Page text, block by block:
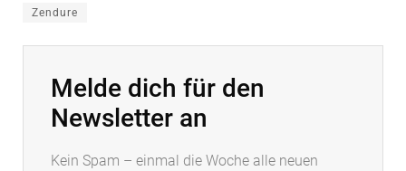
Zendure
Melde dich für den
Newsletter an
Kein Spam – einmal die Woche alle neuen